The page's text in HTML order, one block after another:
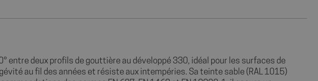
entre deux profils de gouttière au développé 330, idéal pour les surfaces de
au fil des années et résiste aux intempéries. Sa teinte sable (RAL 1015)